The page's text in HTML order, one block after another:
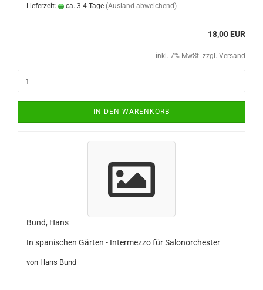
Lieferzeit:
ca. 3-4 Tage (Ausland abweichend)
18,00 EUR
inkl. 7% MwSt. zzgl. Versand
IN DEN WARENKORB
Bund, Hans
In spanischen Gärten - Intermezzo für Salonorchester
von Hans Bund